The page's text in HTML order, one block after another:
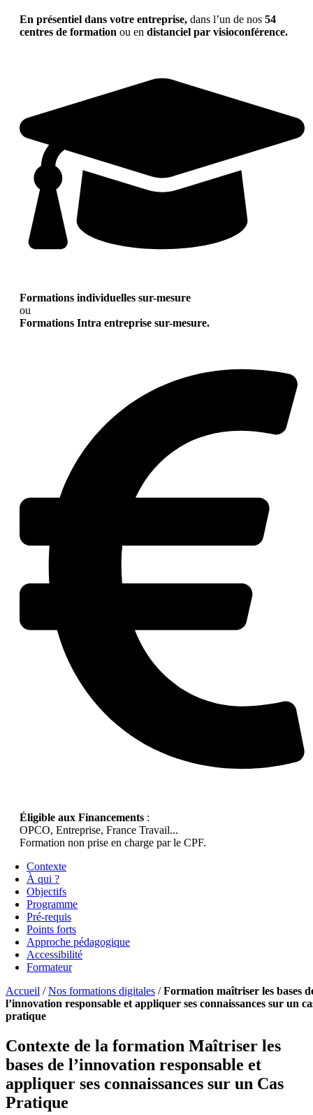
En présentiel dans votre entreprise, dans l’un de nos 54
centres de formation ou en distanciel par visioconférence.
Formations individuelles sur-mesure
ou
Formations Intra entreprise sur-mesure.
Éligible aux Financements :
OPCO, Entreprise, France Travail...
Formation non prise en charge par le CPF.
Contexte
À qui ?
Objectifs
Programme
Pré-requis
Points forts
Approche pédagogique
Accessibilité
Formateur
Accueil /Nos formations digitales /Formation maîtriser les bases
l’innovation responsable et appliquer ses connaissances sur un
pratique
Contexte de la formation Maîtriser les
bases de l’innovation responsable et
appliquer ses connaissances sur un Cas
Pratique